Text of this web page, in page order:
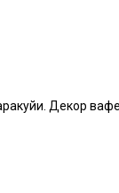
Декор